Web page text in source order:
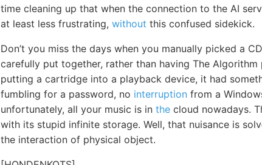
time cleaning up that when the connection to the AI
at least less frustrating, without this confused sidekick.
Don’t you miss the days when you manually picked a
carefully put together, rather than having The Algorithm
putting a cartridge into a playback device, it had
fumbling for a password, no interruption from a
unfortunately, all your music is in the cloud nowadays.
with its stupid infinite storage. Well, that nuisance is
the interaction of physical object.